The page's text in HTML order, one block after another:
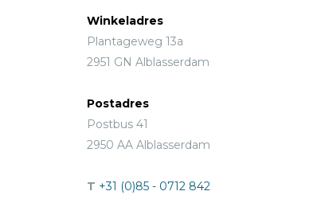
Winkeladres
Plantageweg 13a
2951 GN Alblasserdam
Postadres
Postbus 41
2950 AA Alblasserdam
T +31 (0)85 - 0712 842